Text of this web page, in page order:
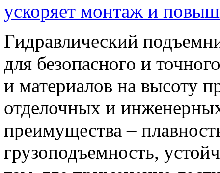
ускоряет монтаж и
Гидравлический
для безопасного и
и материалов на высоту
отделочных и
преимущества –
грузоподъемность,